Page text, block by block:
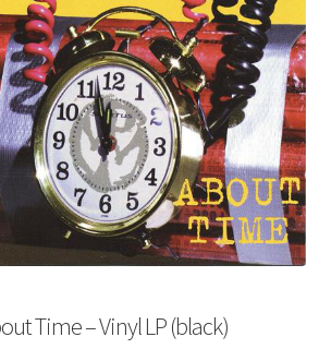
Time – Vinyl LP (black)